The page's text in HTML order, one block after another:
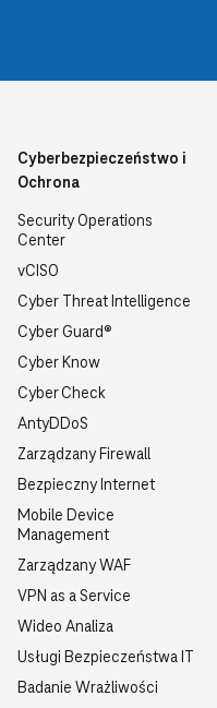
Cyberbezpieczeństwo i
Ochrona
Security Operations
Center
vCISO
Cyber Threat Intelligence
Cyber Guard®
Cyber Know
Cyber Check
AntyDDoS
Zarządzany Firewall
Bezpieczny Internet
Mobile Device
Management
Zarządzany WAF
VPN as a Service
Wideo Analiza
Usługi Bezpieczeństwa IT
Badanie Wrażliwości